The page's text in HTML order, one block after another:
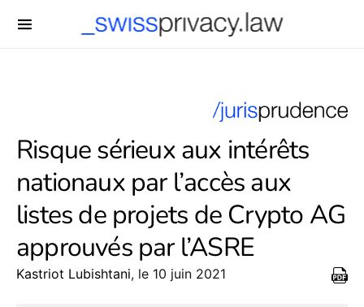
Risque sérieux aux intérêts
nationaux par l’accès aux
listes de projets de Crypto AG
approuvés par l’ASRE
Kastriot Lubishtani, le 10 juin 2021